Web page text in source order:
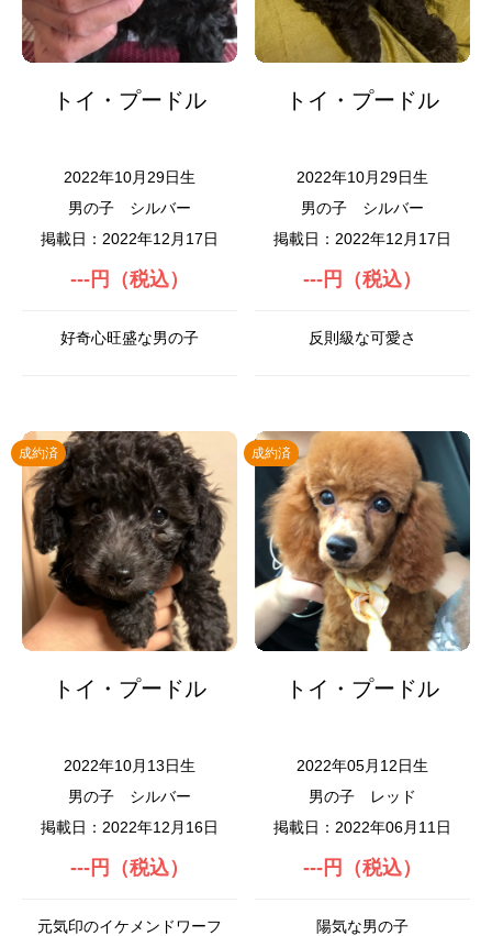
トイ・プードル
2022年10月29日生
男の子
シルバー
掲載日：2022年12月17日
---円（税込）
好奇心旺盛な男の子
トイ・プードル
2022年10月29日生
男の子
シルバー
掲載日：2022年12月17日
---円（税込）
反則級な可愛さ
成約済
トイ・プードル
2022年10月13日生
男の子
シルバー
掲載日：2022年12月16日
---円（税込）
元気印のイケメンドワーフ
成約済
トイ・プードル
2022年05月12日生
男の子
レッド
掲載日：2022年06月11日
---円（税込）
陽気な男の子